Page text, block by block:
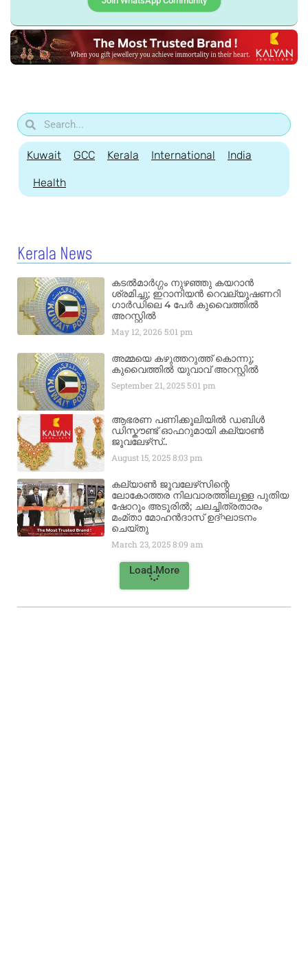
Kuwait GCC Kerala International India
Health
Kerala News
കടൽമാർഗ്ഗം നുഴഞ്ഞു കയറാൻ
ശ്രമിച്ചു; ഇറാനിയൻ റെവല്യൂഷണറി
ഗാർഡിലെ 4 പേർ കുവൈത്തിൽ
അറസ്റ്റിൽ
May 12, 20265:01 pm
അമ്മയെ കഴുത്തറുത്ത് കൊന്നു;
കുവൈത്തിൽ യുവാവ് അറസ്റ്റിൽ
September 21, 20255:01 pm
ആഭരണ പണിക്കൂലിയിൽ ഡബിൾ
ഡിസ്കൗണ്ട് ഓഫറുമായി കല്യാൺ
ജൂവലേഴ്‌സ്..
August 15, 20258:03 pm
കല്യാൺ ജൂവലേഴ്‌സിന്റെ
ലോകോത്തര നിലവാരത്തിലുള്ള പുതിയ
ഷോറൂം അടൂരിൽ; ചലച്ചിത്രതാരം
മംമ്താ മോഹൻദാസ് ഉദ്ഘാടനം
ചെയ്‌തു
March 23, 20258:09 am
Load More